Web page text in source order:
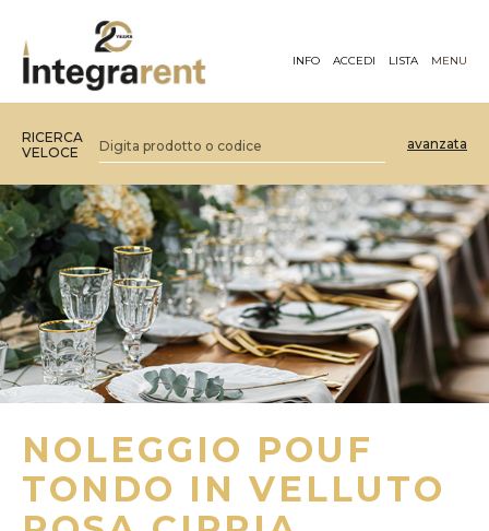
INFO ACCEDI LISTA MENU
RICERCA
VELOCE
avanzata
NOLEGGIO POUF
TONDO IN VELLUTO